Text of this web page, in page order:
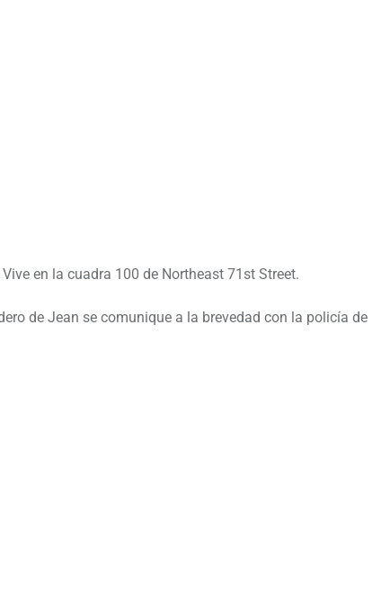
en la cuadra 100 de Northeast 71st Street.
de Jean se comunique a la brevedad con la policía de